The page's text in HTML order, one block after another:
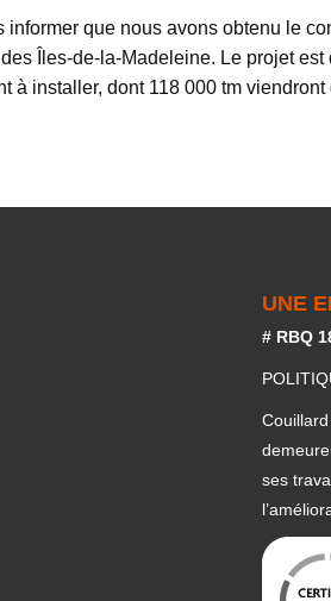
que nous avons obtenu le
Îles-de-la-Madeleine. Le projet
à installer, dont 118 000 tm
UNE
# RBQ
ses